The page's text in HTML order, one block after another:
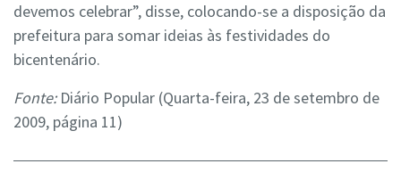
devemos celebrar”, disse, colocando-se a disposição da
prefeitura para somar ideias às festividades do
bicentenário.
Fonte:Diário Popular (Quarta-feira, 23 de setembro de
2009, página 11)